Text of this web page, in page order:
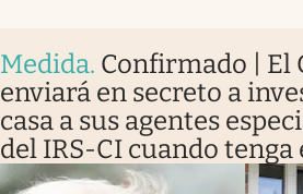
Medida. Confirmado | El
enviará en secreto a
casa a sus agentes
del IRS-CI cuando tenga